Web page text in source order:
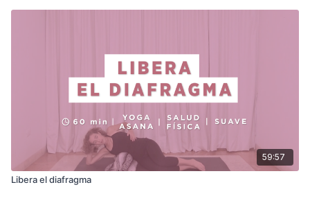
59:57
Libera el diafragma